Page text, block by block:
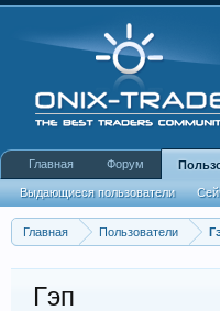
Главная Пользователи
Гэп
Главная Форум
Выдающиеся пользователи
Недавняя активность Новые